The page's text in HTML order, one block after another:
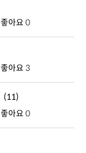
좋아요 0
좋아요 3
(11)
좋아요 0